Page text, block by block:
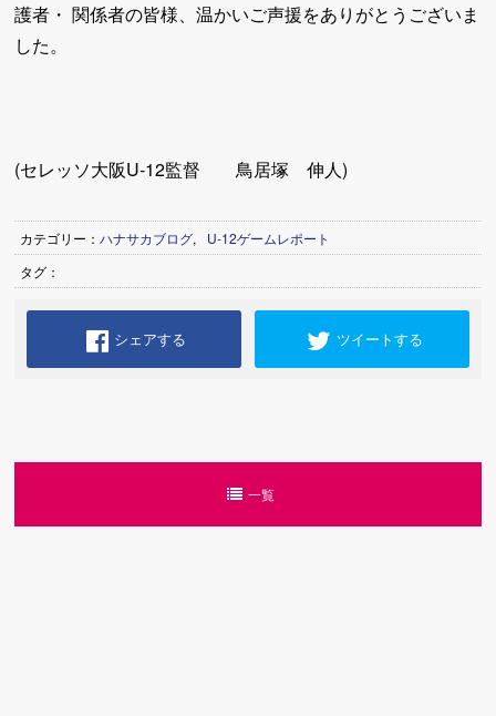
護者・ 関係者の皆様、温かいご声援をありがとうございま
した。
(セレッソ大阪U-12監督 鳥居塚 伸人)
カテゴリー：ハナサカブログ,
U-12ゲームレポート
タグ：
シェアする ツイートする
一覧